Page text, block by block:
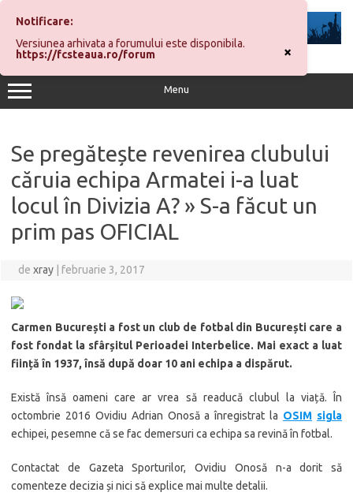
Sari
conținut
Menu
Se pregătește revenirea clubului
căruia echipa Armatei i-a luat
locul în Divizia A? » S-a făcut un
prim pas OFICIAL
de xray februarie 3, 2017
Carmen București a fost un club de fotbal din București care a
fost fondat la sfârșitul Perioadei Interbelice. Mai exact a luat
ființă în 1937, însă după doar 10 ani echipa a dispărut.
Există însă oameni care ar vrea să readucă clubul la viață. În
octombrie 2016 Ovidiu Adrian Onosă a înregistrat la OSIM sigla
echipei, pesemne că se fac demersuri ca echipa sa revină în fotbal.
Contactat de Gazeta Sporturilor, Ovidiu Onosă n-a dorit să
comenteze decizia și nici să explice mai multe detalii.
×
Notificare:
Versiunea arhivata a forumului este disponibila.
https://fcsteaua.ro/forum